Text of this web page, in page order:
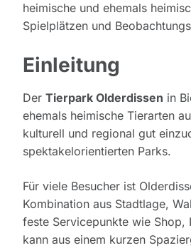
heimische und ehemals
Spielplätzen und
Einleitung
Der Tierpark Olderdissen in
ehemals heimische Tierarten
kulturell und regional gut
spektakelorientierten Parks.
Für viele Besucher ist
Kombination aus Stadtlage,
feste Servicepunkte wie Shop,
kann aus einem kurzen